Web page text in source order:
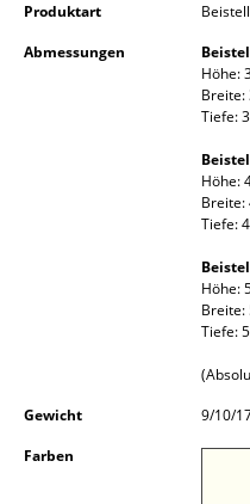
Hängeleuchten &
Schreibtischleuchten
Stehleuchten &
Produktart
Abmessungen
Höhe:
Breite:
Tiefe:
Höhe:
Breite:
Tiefe:
Höhe:
Breite:
Tiefe:
Gewicht
9/10/
Farben